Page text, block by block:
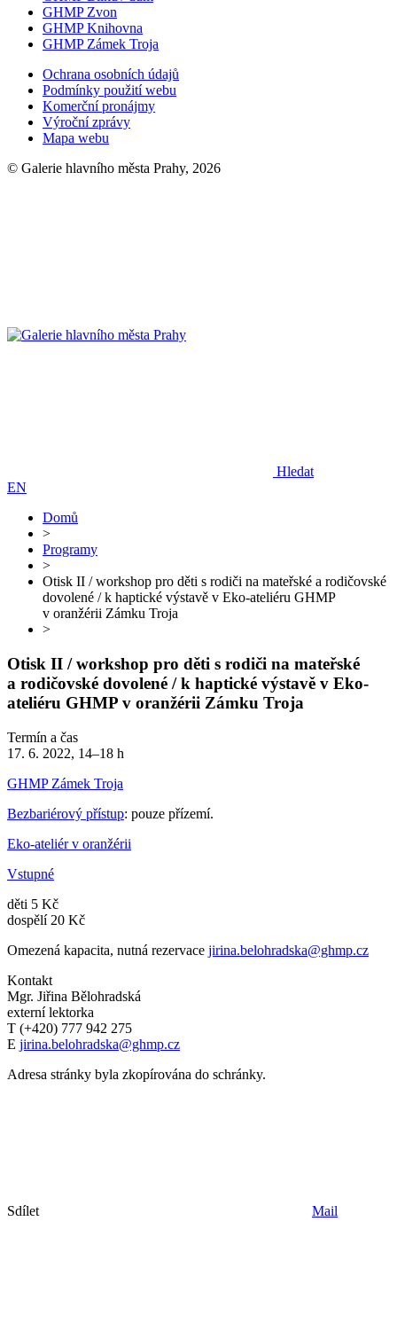
GHMP Zvon
GHMP Knihovna
GHMP Zámek Troja
Ochrana osobních údajů
Podmínky použití webu
Komerční pronájmy
Výroční zprávy
Mapa webu
© Galerie hlavního města Prahy, 2026
Hledat
EN
Domů
>
Programy
>
Otisk II / workshop pro děti s rodiči na mateřské a rodičovské
dovolené / k haptické výstavě v Eko-ateliéru GHMP
v oranžérii Zámku Troja
>
Otisk II / workshop pro děti s rodiči na mateřské
a rodičovské dovolené / k haptické výstavě v Eko-
ateliéru GHMP v oranžérii Zámku Troja
Termín a čas
17. 6. 2022, 14–18 h
GHMP Zámek Troja
Bezbariérový přístup: pouze přízemí.
Eko-ateliér v oranžérii
Vstupné
děti 5 Kč
dospělí 20 Kč
Omezená kapacita, nutná rezervace jirina.belohradska@ghmp.cz
Kontakt
Mgr. Jiřina Bělohradská
externí lektorka
T (+420) 777 942 275
E jirina.belohradska@ghmp.cz
Adresa stránky byla zkopírována do schránky.
Sdílet Mail